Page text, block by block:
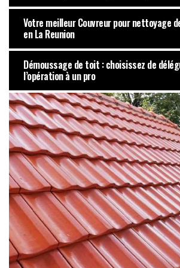
Votre meilleur Couvreur pour nettoyage
en La Reunion
Démoussage de toit : choisissez de
l’opération à un pro